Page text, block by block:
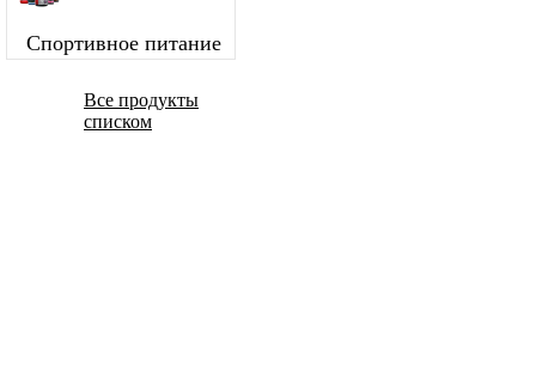
Спортивное питание
Все продукты
списком